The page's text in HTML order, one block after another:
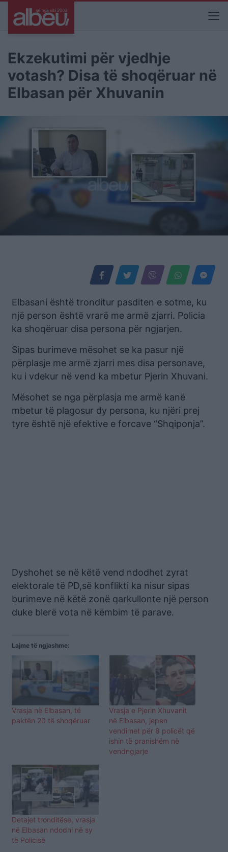
Ekzekutimi për vjedhje
votash? Disa të shoqëruar në
Elbasan për Xhuvanin
Elbasani është tronditur pasditen e sotme, ku
një person është vrarë me armë zjarri. Policia
ka shoqëruar disa persona për ngjarjen.
Sipas burimeve mësohet se ka pasur një
përplasje me armë zjarri mes disa personave,
ku i vdekur në vend ka mbetur Pjerin Xhuvani.
Mësohet se nga përplasja me armë kanë
mbetur të plagosur dy persona, ku njëri prej
tyre është një efektive e forcave “Shqiponja”.
Dyshohet se në këtë vend ndodhet zyrat
elektorale të PD,së konflikti ka nisur sipas
burimeve në këtë zonë qarkullonte një person
duke blerë vota në këmbim të parave.
Lajme të ngjashme:
Vrasja në Elbasan, të
paktën 20 të shoqëruar
Vrasja e Pjerin Xhuvanit
në Elbasan, jepen
vendimet për 8 policët që
ishin të pranishëm në
vendngjarje
Detajet tronditëse, vrasja
në Elbasan ndodhi në sy
të Policisë